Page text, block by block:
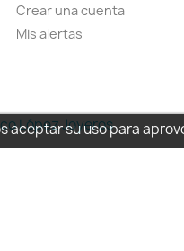
aceptar su uso para
Crear una cuenta
Mis alertas
López Joyeros